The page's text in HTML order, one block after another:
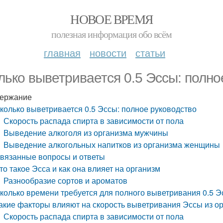
НОВОЕ ВРЕМЯ
полезная информация обо всём
главная новости статьи
выветривается 0.5 Эссы:
выветривается 0.5 Эссы: полное руководство
Скорость распада спирта в зависимости от пола
Выведение алкоголя из организма мужчины
Выведение алкогольных напитков из организма женщины
вопросы и ответы
такое Эсса и как она влияет на организм
Разнообразие сортов и ароматов
времени требуется для полного выветривания 0.5
факторы влияют на скорость выветривания Эссы из
Скорость распада спирта в зависимости от пола